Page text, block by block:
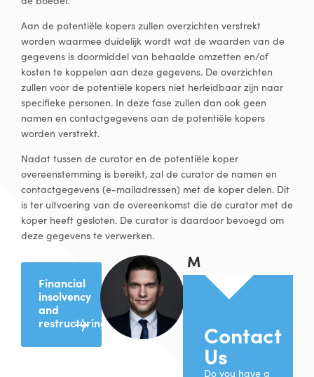
Aan de potentiële kopers zullen overzichten verstrekt
worden waarmee duidelijk wordt wat de waarden van de
gegevens is doormiddel van behaalde omzetten en/of
kosten te koppelen aan deze gegevens. De overzichten
zullen voor de potentiële kopers niet herleidbaar zijn naar
specifieke personen. In deze fase zullen dan ook geen
namen en contactgegevens aan de potentiële kopers
worden verstrekt.
Nadat tussen de curator en de potentiële koper
overeenstemming is bereikt, zal de curator de namen en
contactgegevens (e-mailadressen) met de koper delen. Dit
is ter uitvoering van de overeenkomst die de curator met de
koper heeft gesloten. De curator is daardoor bevoegd om
deze gegevens te verwerken.
Financial
insolvency
and
restructuring
M
a
Contact
Us
Do you have a